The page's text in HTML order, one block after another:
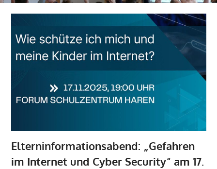
Elterninformationsabend: „Gefahren
im Internet und Cyber Security“ am 17.